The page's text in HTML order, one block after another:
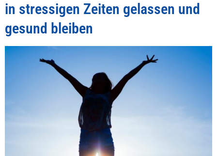
in stressigen Zeiten gelassen und
gesund bleiben